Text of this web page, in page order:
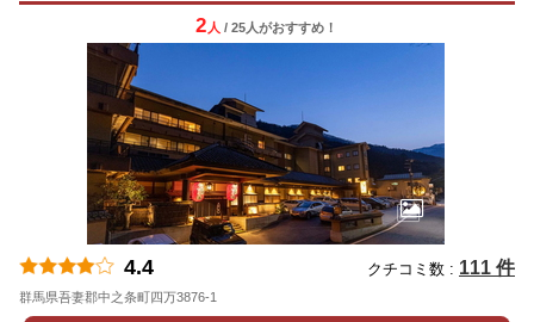
2 人 / 25人がおすすめ！
4.4 クチコミ数 : 111 件
群馬県吾妻郡中之条町四万3876-1